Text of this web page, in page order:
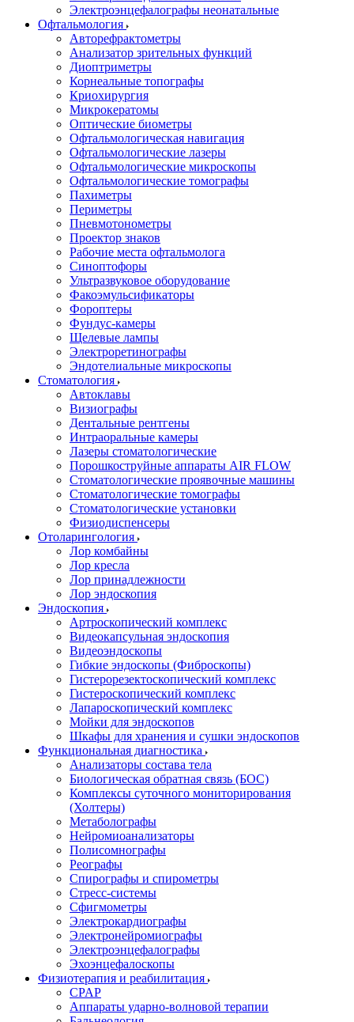
Электроэнцефалографы неонатальные
Офтальмология
Авторефрактометры
Анализатор зрительных функций
Диоптриметры
Корнеальные топографы
Криохирургия
Микрокератомы
Оптические биометры
Офтальмологическая навигация
Офтальмологические лазеры
Офтальмологические микроскопы
Офтальмологические томографы
Пахиметры
Периметры
Пневмотонометры
Проектор знаков
Рабочие места офтальмолога
Синоптофоры
Ультразвуковое оборудование
Факоэмульсификаторы
Фороптеры
Фундус-камеры
Щелевые лампы
Электроретинографы
Эндотелиальные микроскопы
Стоматология
Автоклавы
Визиографы
Дентальные рентгены
Интраоральные камеры
Лазеры стоматологические
Порошкоструйные аппараты AIR FLOW
Стоматологические проявочные машины
Стоматологические томографы
Стоматологические установки
Физиодиспенсеры
Отоларингология
Лор комбайны
Лор кресла
Лор принадлежности
Лор эндоскопия
Эндоскопия
Артроскопический комплекс
Видеокапсульная эндоскопия
Видеоэндоскопы
Гибкие эндоскопы (Фиброcкопы)
Гистерорезектоскопический комплекс
Гистероскопический комплекс
Лапароскопический комплекс
Мойки для эндоскопов
Шкафы для хранения и сушки эндоскопов
Функциональная диагностика
Анализаторы состава тела
Биологическая обратная связь (БОС)
Комплексы суточного мониторирования
(Холтеры)
Метаболографы
Нейромиоанализаторы
Полисомнографы
Реографы
Спирографы и спирометры
Стресс-системы
Сфигмометры
Электрокардиографы
Электронейромиографы
Электроэнцефалографы
Эхоэнцефалоскопы
Физиотерапия и реабилитация
CPAP
Аппараты ударно-волновой терапии